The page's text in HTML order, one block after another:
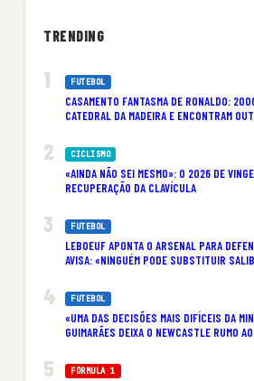
TRENDING
FUTEBOL
CASAMENTO FANTASMA DE RONALDO:
CATEDRAL DA MADEIRA E ENCONTRAM
CICLISMO
«AINDA NÃO SEI MESMO»: O 2026 DE
RECUPERAÇÃO DA CLAVÍCULA
FUTEBOL
LEBOEUF APONTA O ARSENAL PARA
AVISA: «NINGUÉM PODE SUBSTITUIR
FUTEBOL
«UMA DAS DECISÕES MAIS DIFÍCEIS DA
GUIMARÃES DEIXA O NEWCASTLE RUMO
FÓRMULA 1